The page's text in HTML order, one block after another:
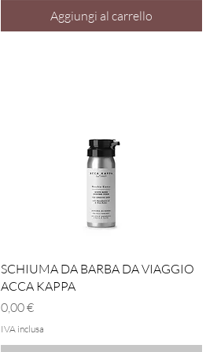
Aggiungi al carrello
Vista rapida
SCHIUMA DA BARBA DA VIAGGIO
ACCA KAPPA
Prezzo
0,00 €
IVA inclusa